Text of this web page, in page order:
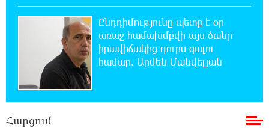
19:37:10 8-08-2026
Փաշինյանն ու Թրամփը հեռախոսազրույց
են ունեցել
19:19:12 8-08-2026
Չհանե´ս խաչդ, Հայաստան աշխարհ․ Ուժեղ
Հայաստան
Ընդդիմությունը պետք է օր
առաջ համախմբվի այս ծանր
իրավիճակից դուրս գալու
համար. Արմեն Մանվելյան
Հարցում